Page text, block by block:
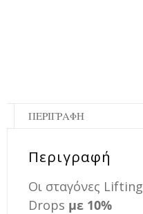
ΠΕΡΙΓΡΑΦΉ
Περιγραφή
Οι σταγόνες Lifting
Drops με 10%